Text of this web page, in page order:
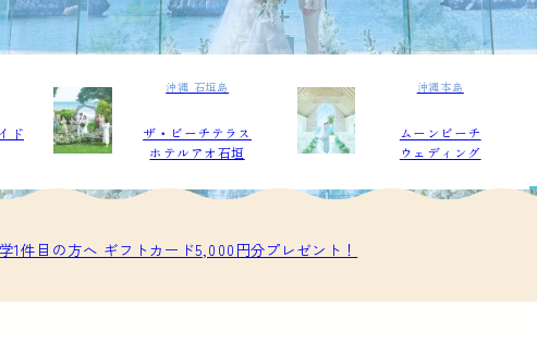
ド
沖縄 石垣島
ザ・ビーチテラス
ホテルアオ石垣
沖縄本島
ムーンビーチ
ウェディング
1件目の方へ ギフトカード5,000円分プレゼント！